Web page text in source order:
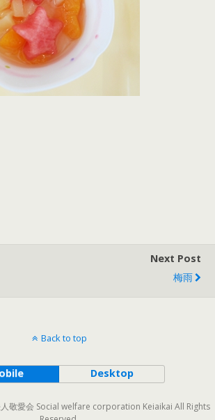
Next Post
梅雨
Back to top
Desktop
敬愛会 Social welfare corporation Keiaikai All Rights